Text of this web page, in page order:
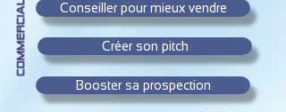
Conseiller pour mieux vendre
Créer son pitch
Booster sa prospection